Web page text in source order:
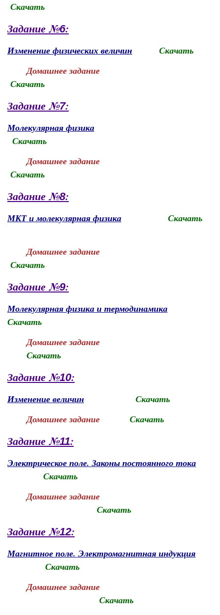
Скачать
Задание №6:
Изменение физических величин
Скачать
Домашнее задание
Скачать
Задание №7:
Молекулярная физика
Скачать
Домашнее задание
Скачать
Задание №8:
МКТ и молекулярная физика Скачать
Домашнее задание
Скачать
Задание №9:
Молекулярная физика и термодинамика
Скачать
Домашнее задание
Скачать
Задание №10:
Изменение величин
Скачать
Домашнее задание
Скачать
Задание №11:
Электрическое поле. Законы постоянного тока
Скачать
Домашнее задание
Скачать
Задание №12:
Магнитное поле. Электромагнитная индукция
Скачать
Домашнее задание
Скачать